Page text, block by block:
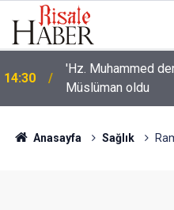
13:40
Bilim insanlarından
getirilebilir mi?
Anasayfa Sağlık